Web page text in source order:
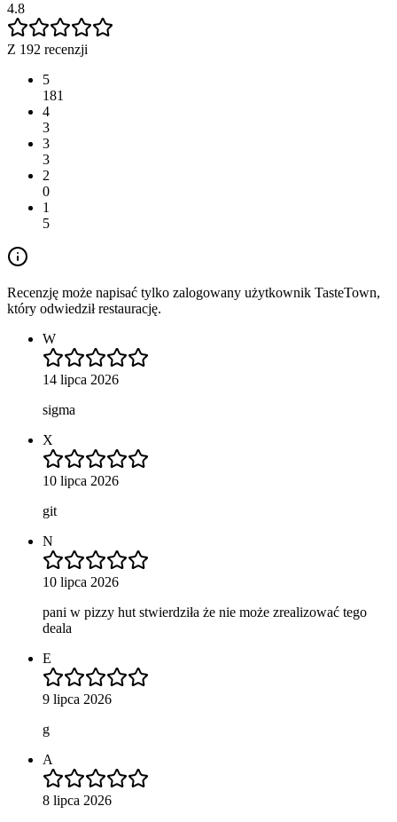
4.8
Z 192 recenzji
5
181
4
3
3
3
2
0
1
5
Recenzję może napisać tylko zalogowany użytkownik TasteTown,
który odwiedził restaurację.
W
14 lipca 2026
sigma
X
10 lipca 2026
git
N
10 lipca 2026
pani w pizzy hut stwierdziła że nie może zrealizować tego
deala
E
9 lipca 2026
g
A
8 lipca 2026